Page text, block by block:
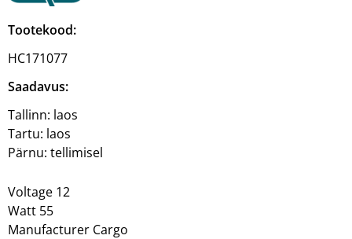
Tootekood:
HC171077
Saadavus:
Tallinn: laos
Tartu: laos
Pärnu: tellimisel
Voltage 12
Watt 55
Manufacturer Cargo